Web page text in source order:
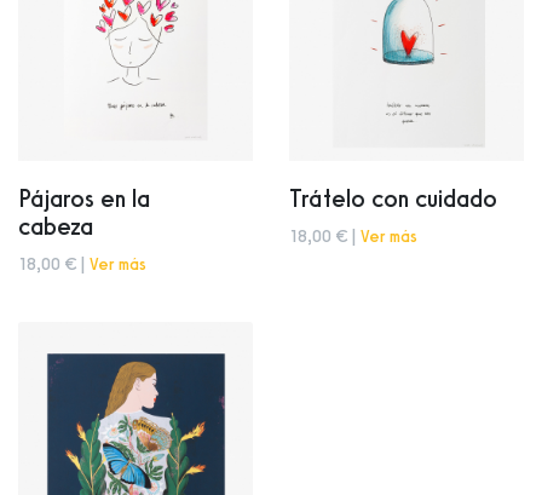
Pájaros en la
cabeza
18,00 € | Ver más
Trátelo con cuidado
18,00 € | Ver más